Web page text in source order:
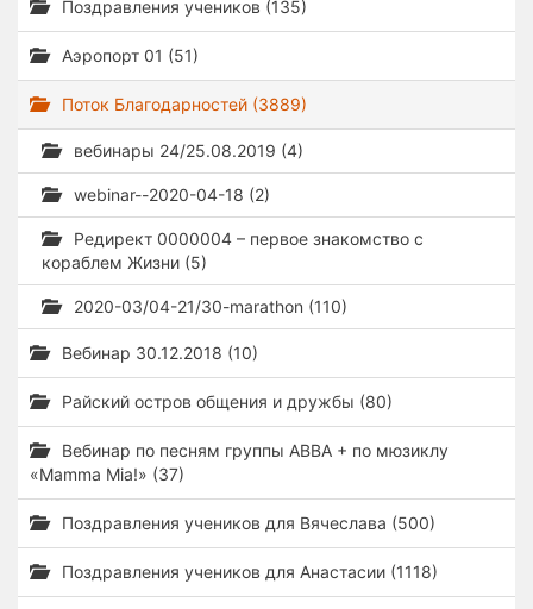
Поздравления учеников (135)
Аэропорт 01 (51)
Поток Благодарностей (3889)
вебинары 24/25.08.2019 (4)
webinar--2020-04-18 (2)
Редирект 0000004 – первое знакомство с
кораблем Жизни (5)
2020-03/04-21/30-marathon (110)
Вебинар 30.12.2018 (10)
Райский остров общения и дружбы (80)
Вебинар по песням группы ABBA + по мюзиклу
«Mamma Mia!» (37)
Поздравления учеников для Вячеслава (500)
Поздравления учеников для Анастасии (1118)